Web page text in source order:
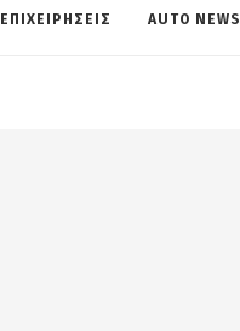
ΕΠΙΧΕΙΡΗΣΕΙΣ AUTO NEWS